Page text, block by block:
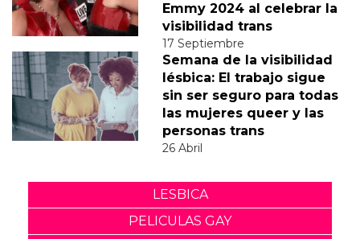
Emmy 2024 al celebrar la
visibilidad trans
17 Septiembre
Semana de la visibilidad
lésbica: El trabajo sigue
sin ser seguro para todas
las mujeres queer y las
personas trans
26 Abril
LESBICA
PELICULAS GAY